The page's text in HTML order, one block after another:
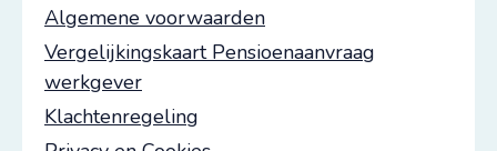
Algemene voorwaarden
Vergelijkingskaart Pensioenaanvraag
werkgever
Klachtenregeling